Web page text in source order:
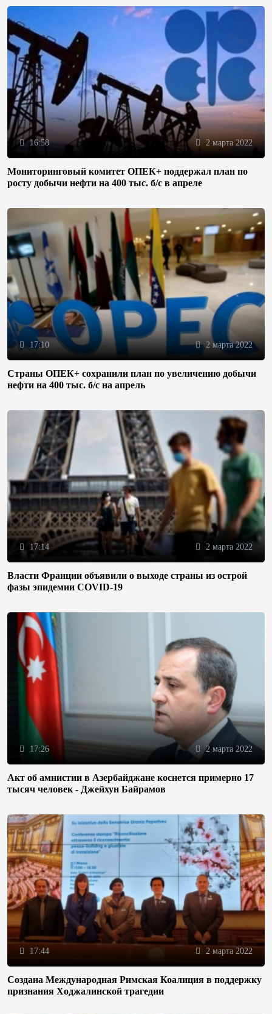
16:58 2 марта 2022
Мониторинговый комитет ОПЕК+ поддержал план по
росту добычи нефти на 400 тыс. б/с в апреле
17:10 2 марта 2022
Страны ОПЕК+ сохранили план по увеличению добычи
нефти на 400 тыс. б/с на апрель
17:14 2 марта 2022
Власти Франции объявили о выходе страны из острой
фазы эпидемии COVID-19
17:26 2 марта 2022
Акт об амнистии в Азербайджане коснется примерно 17
тысяч человек - Джейхун Байрамов
17:44 2 марта 2022
Создана Международная Римская Коалиция в поддержку
признания Ходжалинской трагедии